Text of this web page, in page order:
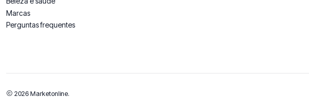
Marcas
Perguntas frequentes
2026 Marketonline.